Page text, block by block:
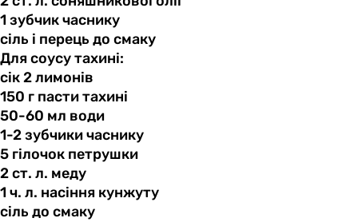
1 зубчикчаснику
сіль і перець до смаку
Для соусу тахині:
сік 2лимонів
150 г паститахині
50-60 мл води
1-2 зубчикичаснику
5 гілочок петрушки
2 ст. л. меду
1 ч. л. насіння кунжуту
сіль до смаку